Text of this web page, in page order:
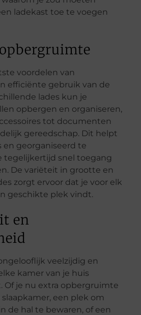
ladekast toe te voegen
voordelen van
efficiënte gebruik van de
lades kun je
opbergen en organiseren,
tot documenten
gereedschap. Dit helpt
en georganiseerd te
tegelijkertijd snel toegang
De variëteit in grootte en
zorgt ervoor dat je voor elk
geschikte plek vindt.
en
veelzijdig en
kamer van je huis
Of je nu extra opbergruimte
een plek om
de hal te bewaren, of een